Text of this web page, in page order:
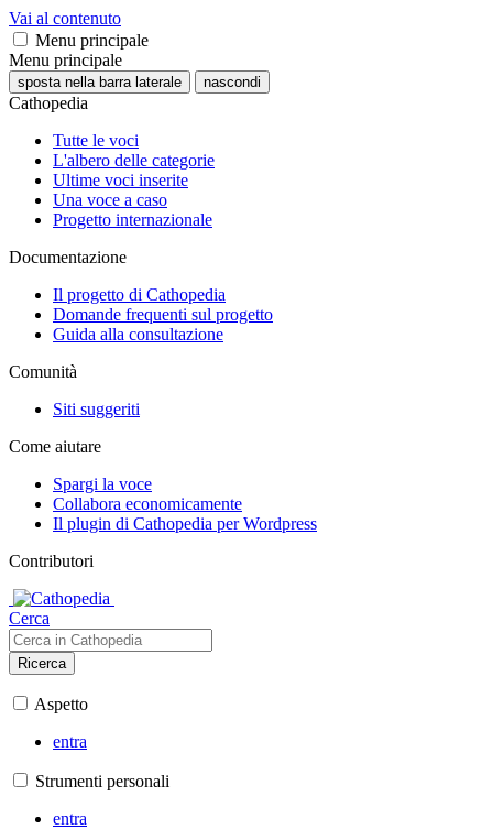
Vai al contenuto
Menu principale
Menu principale
sposta nella barra laterale nascondi
Cathopedia
Tutte le voci
L'albero delle categorie
Ultime voci inserite
Una voce a caso
Progetto internazionale
Documentazione
Il progetto di Cathopedia
Domande frequenti sul progetto
Guida alla consultazione
Comunità
Siti suggeriti
Come aiutare
Spargi la voce
Collabora economicamente
Il plugin di Cathopedia per Wordpress
Contributori
Cerca
Ricerca
Aspetto
entra
Strumenti personali
entra